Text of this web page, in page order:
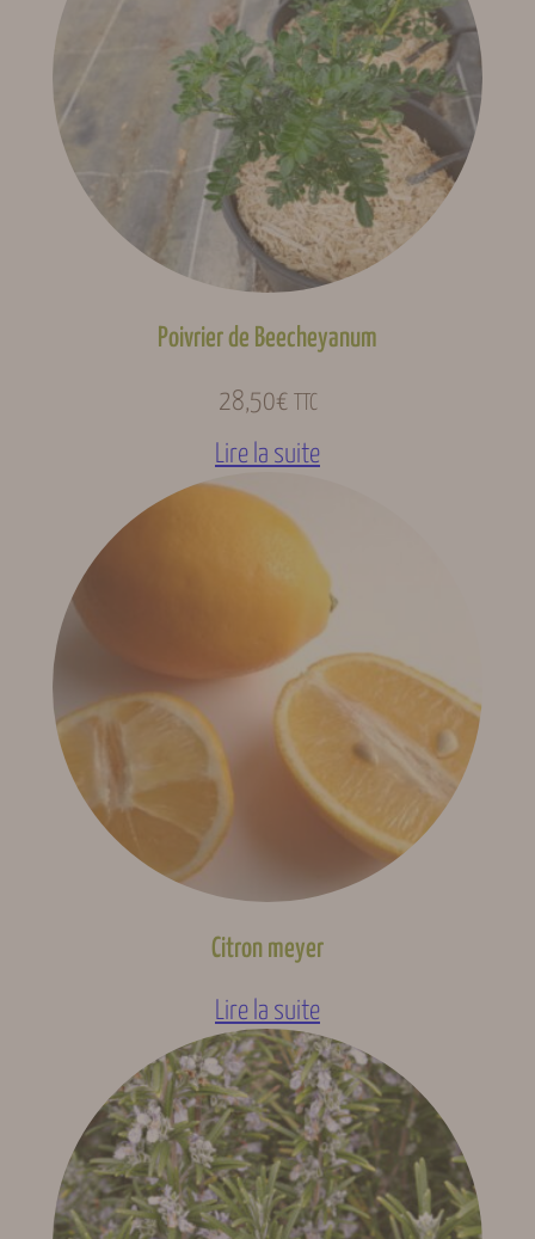
Type de sols Tous type de sols
Type d’agrume Type orange
Type de plante Arbre
C35, C4475, FA5,
Poivrier de Beecheyanum
28,50€ TTC
Lire la suite
Citron meyer
Lire la suite